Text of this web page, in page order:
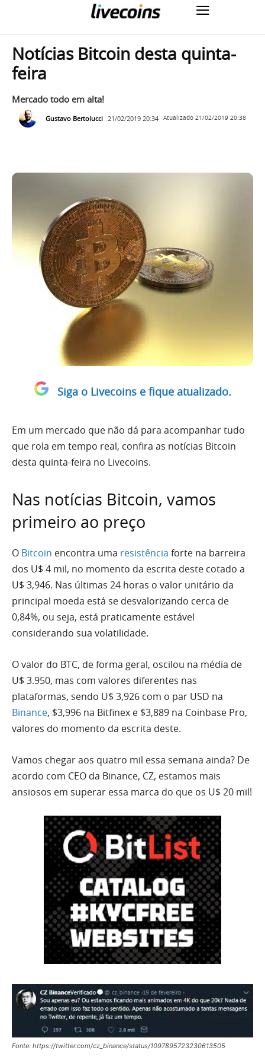
Notícias Bitcoin desta quinta-
feira
Mercado todo em alta!
Gustavo Bertolucci 21/02/2019 20:34 Atualizado 21/02/2019 20:38
Siga o Livecoins e fique atualizado.
Em um mercado que não dá para acompanhar tudo
que rola em tempo real, confira as notícias Bitcoin
desta quinta-feira no Livecoins.
Nas notícias Bitcoin, vamos
primeiro ao preço
O Bitcoin encontra uma resistência forte na barreira
dos U$ 4 mil, no momento da escrita deste cotado a
U$ 3,946. Nas últimas 24 horas o valor unitário da
principal moeda está se desvalorizando cerca de
0,84%, ou seja, está praticamente estável
considerando sua volatilidade.
O valor do BTC, de forma geral, oscilou na média de
U$ 3.950, mas com valores diferentes nas
plataformas, sendo U$ 3,926 com o par USD na
Binance, $3,996 na Bitfinex e $3,889 na Coinbase Pro,
valores do momento da escrita deste.
Vamos chegar aos quatro mil essa semana ainda? De
acordo com CEO da Binance, CZ, estamos mais
ansiosos em superar essa marca do que os U$ 20 mil!
Fonte: https://twitter.com/cz_binance/status/1097895723230613505